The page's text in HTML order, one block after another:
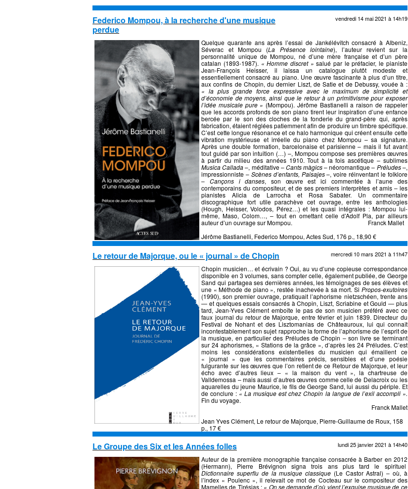
Federico Mompou, à la recherche d'une musique
perdue
vendredi 14 mai 2021 à 14h19
Quelque quarante ans après l’essai de Jankélévitch consacré à Albeniz,
Séverac et Mompou (La Présence lointaine), l’auteur revient sur la
personnalité unique de Mompou, né d’une mère française et d’un père
catalan (1893-1987). « Homme discret » salué par le préfacier, le pianiste
Jean-François Heisser, il laissa un catalogue plutôt modeste et
essentiellement consacré au piano. Une œuvre fascinante à plus d’un titre,
aux confins de Chopin, du dernier Liszt, de Satie et de Debussy, vouée à :
« la plus grande force expressive avec le maximum de simplicité et
d’économie de moyens, ainsi que le retour à un primitivisme pour exposer
l’idée musicale pure » (Mompou). Jérôme Bastianelli a raison de rappeler
que les accords profonds de son piano tirent leur inspiration d’une enfance
bercée par le son des cloches de la fonderie du grand-père qui, après
fabrication, étaient réglées patiemment afin de produire un timbre spécifique.
C’est cette longue résonance et ce halo harmonique qui créent ensuite cette
vibration mystérieuse et irréelle du piano chez Mompou – sa signature.
Après une double formation, barcelonaise et parisienne – mais il fut avant
tout guidé par son intuition (…) –, Mompou compose ses premières œuvres
à partir du milieu des années 1910. Tout à la fois ascétique – sublimes
Musica Callada–, méditative –Cants màgics– néoromantique – Préludes–,
impressionniste – Scènes d’enfants, Paisajes–, voire réinventant le folklore
– Cançons i danses, son œuvre est ici commentée à l’aune des
contemporains du compositeur, et de ses premiers interprètes et amis – les
pianistes Alicia de Larrocha et Rosa Sabater. Un commentaire
discographique fort utile parachève cet ouvrage, entre les anthologies
(Hough, Heisser, Volodos, Pérez…) et les quasi intégrales : Mompou lui-
même, Maso, Colom…, – tout en omettant celle d’Adolf Pla, par ailleurs
auteur d’un ouvrage sur Mompou. Franck Mallet
Jérôme Bastianelli, Federico Mompou, Actes Sud, 176 p., 18,90 €
Le retour de Majorque, ou le « journal » de Chopin mercredi 10 mars 2021 à 11h47
Chopin musicien… et écrivain ? Oui, au vu d’une copieuse correspondance
disponible en 3 volumes, sans compter celle, également publiée, de George
Sand qui partagea ses dernières années, les témoignages de ses élèves et
une « Méthode de piano », restée inachevée à sa mort. Si Propos-exutoires
(1990), son premier ouvrage, pratiquait l’aphorisme nietzschéen, trente ans
— et quelques essais consacrés à Chopin, Liszt, Scriabine et Gould — plus
tard, Jean-Yves Clément emboîte le pas de son musicien préféré avec ce
faux journal du retour de Majorque, entre février et juin 1839. Directeur du
Festival de Nohant et des Lisztomanias de Châteauroux, lui qui connaît
incontestablement son sujet rapproche la forme de l’aphorisme de l’esprit de
la musique, en particulier des Préludes de Chopin – son livre se terminant
sur 24 aphorismes, « Stations de la grâce », d’après les 24 Préludes. C’est
moins les considérations existentielles du musicien qui émaillent ce
« journal » que les commentaires précis, sensibles et d’une poésie
fulgurante sur les œuvres que l’on retient de ce Retour de Majorque, et leur
écho avec d’autres lieux – « la maison du vent », la chartreuse de
Valldemossa – mais aussi d’autres œuvres comme celle de Delacroix ou les
aquarelles du jeune Maurice, le fils de George Sand, lui aussi du périple. Et
de conclure : « La musique est chez Chopin la langue de l’exil accompli ».
Fin du voyage.
Franck Mallet
Jean Yves Clément, Le retour de Majorque, Pierre-Guillaume de Roux, 158
p., 17 €
Le Groupe des Six et les Années folles lundi 25 janvier 2021 à 14h40
Auteur de la première monographie française consacrée à Barber en 2012
(Hermann), Pierre Brévignon signa trois ans plus tard le spirituel
Dictionnaire superflu de la musique classique (Le Castor Astral) – où, à
l’index « Poulenc », il relevait ce mot de Cocteau sur le compositeur des
Mamelles de Tirésias : « On se demande d’où vient l’exquise musique de ce